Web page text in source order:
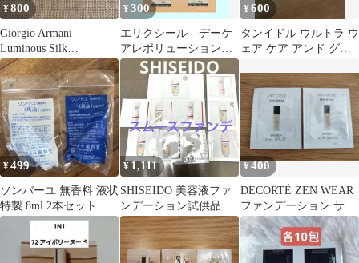
¥800
Giorgio Armani
Luminous Silk
Foundation
¥300
エリクシール デーケ
アレボリューショント
ーンアップBE＋ca 【ピ
ュアベージュ】
¥600
タンイドル ウルトラ ウ
ェア ケア アンド グロ
¥499
ソンバーユ 無香料 液状
特製 8ml 2本セット
試供品
¥1,111
SHISEIDO 美容液ファ
ンデーション試供品
¥400
DECORTÉ ZEN WEAR
ファンデーション サン
プル